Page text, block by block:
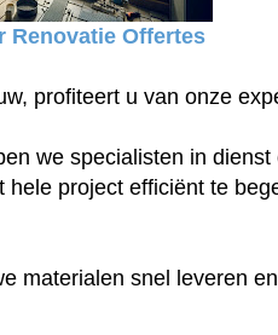
Renovatie Offertes
profiteert u van onze
we specialisten in
project efficiënt te
materialen snel leveren